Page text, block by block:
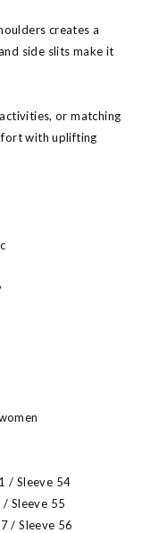
creates a
side slits make it
or matching
with uplifting
/ Sleeve 54
Sleeve 55
/ Sleeve 56